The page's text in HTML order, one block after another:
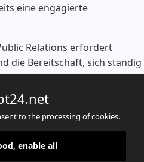
eine engagierte
Relations erfordert
die Bereitschaft, sich ständig
diese Best Practices in Ihre
Sie die Sichtbarkeit und
Marke erheblich steigern.
to the processing of cookies.
enable all